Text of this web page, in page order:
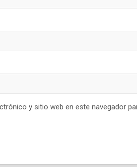
y sitio web en este navegador